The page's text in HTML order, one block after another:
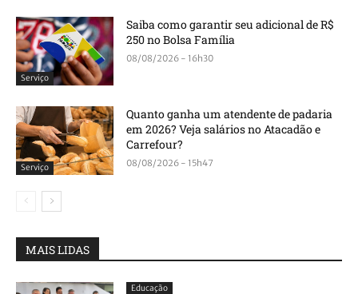
Serviço
Saiba como garantir seu adicional de R$
250 no Bolsa Família
08/08/2026 - 16h30
Serviço
Quanto ganha um atendente de padaria
em 2026? Veja salários no Atacadão e
Carrefour?
08/08/2026 - 15h47
MAIS LIDAS
Educação